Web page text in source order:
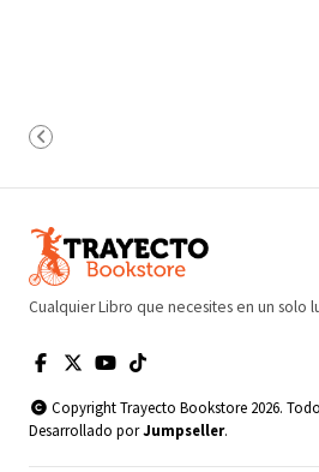
Cualquier Libro que necesites en un solo
Copyright Trayecto Bookstore 2026.
Desarrollado porJumpseller.